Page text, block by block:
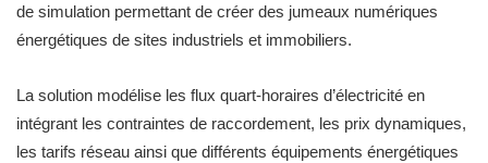
de simulation permettant de créer des jumeaux numériques
énergétiques de sites industriels et immobiliers.
La solution modélise les flux quart-horaires d’électricité en
intégrant les contraintes de raccordement, les prix dynamiques,
les tarifs réseau ainsi que différents équipements énergétiques